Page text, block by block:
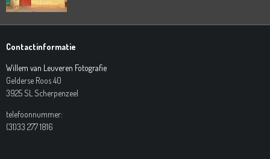
Contactinformatie
Willem van Leuveren Fotografie
Gelderse Roos 40
3925 SL Scherpenzeel
telefoonnummer:
(31)33 277 1816